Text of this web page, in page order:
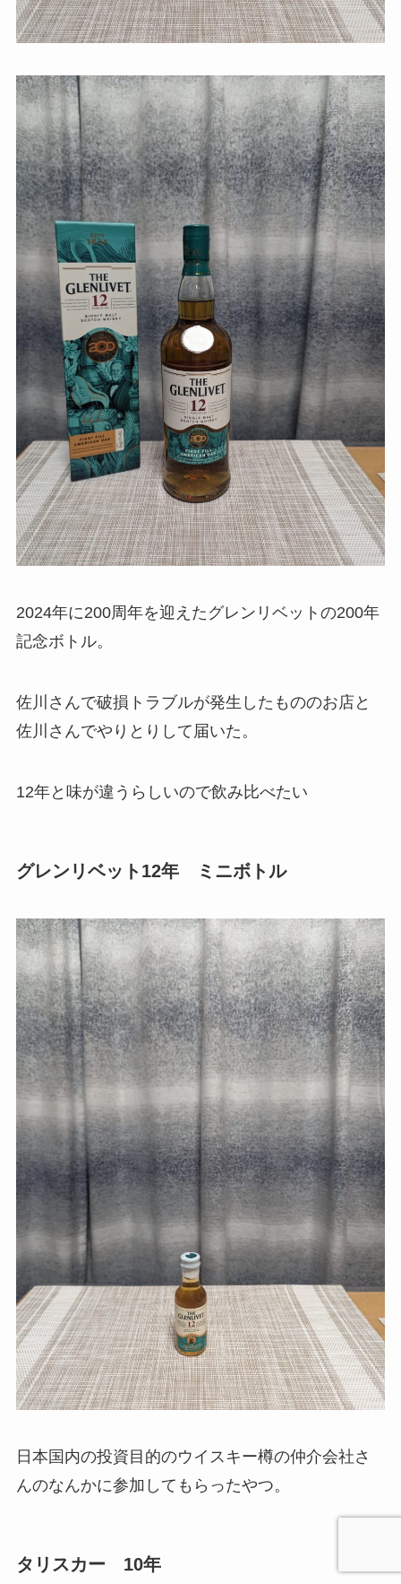
2024年に200周年を迎えたグレンリベットの200年
記念ボトル。
佐川さんで破損トラブルが発生したもののお店と
佐川さんでやりとりして届いた。
12年と味が違うらしいので飲み比べたい
グレンリベット12年 ミニボトル
日本国内の投資目的のウイスキー樽の仲介会社さ
んのなんかに参加してもらったやつ。
タリスカー 10年